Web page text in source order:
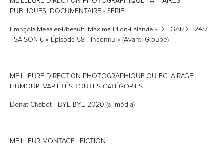
PUBLIQUES, DOCUMENTAIRE - SÉRIE
François Messier-Rheault, Maxime Pilon-Lalande - DE GARDE 24/7
- SAISON 6 « Épisode 58 - Inconnu » (Avanti Groupe)
MEILLEURE DIRECTION PHOTOGRAPHIQUE OU ÉCLAIRAGE :
HUMOUR, VARIÉTÉS TOUTES CATÉGORIES
Donat Chabot - BYE BYE 2020 (a_média)
MEILLEUR MONTAGE : FICTION